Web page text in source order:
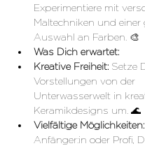
Experimentiere mit
Maltechniken und einer
Auswahl an Farben. 🎨
Was Dich erwartet:
Kreative Freiheit: Setze
Vorstellungen von der
Unterwasserwelt in
Keramikdesigns um. 🌊
Vielfältige Möglichkeiten:
Anfänger:in oder Profi,